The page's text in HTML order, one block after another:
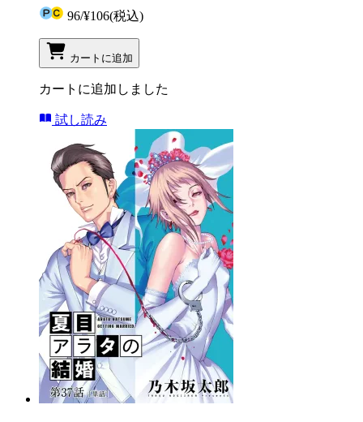
96/¥106(税込)
カートに追加
カートに追加しました
試し読み